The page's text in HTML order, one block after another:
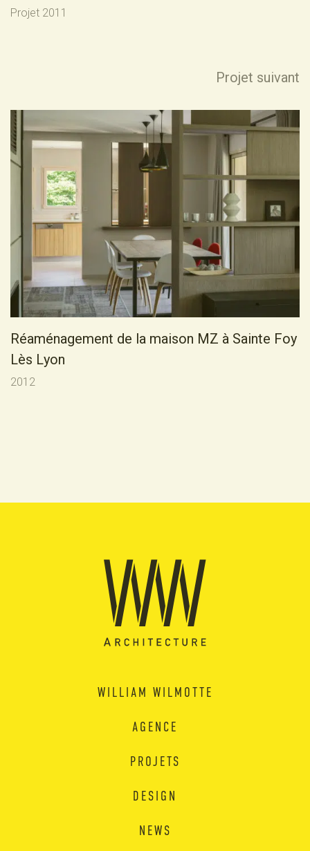
Projet 2011
Projet suivant
Réaménagement de la maison MZ à Sainte Foy
Lès Lyon
2012
WILLIAM WILMOTTE
AGENCE
PROJETS
DESIGN
NEWS